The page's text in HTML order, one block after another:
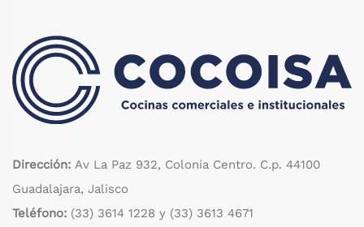
Dirección: Av La Paz 932, Colonia Centro. C.p. 44100
Guadalajara, Jalisco
Teléfono: (33) 3614 1228 y (33) 3613 4671